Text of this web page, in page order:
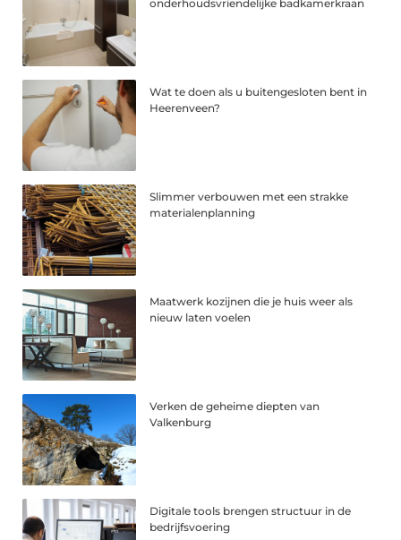
onderhoudsvriendelijke badkamerkraan
Wat te doen als u buitengesloten bent in
Heerenveen?
Slimmer verbouwen met een strakke
materialenplanning
Maatwerk kozijnen die je huis weer als
nieuw laten voelen
Verken de geheime diepten van
Valkenburg
Digitale tools brengen structuur in de
bedrijfsvoering